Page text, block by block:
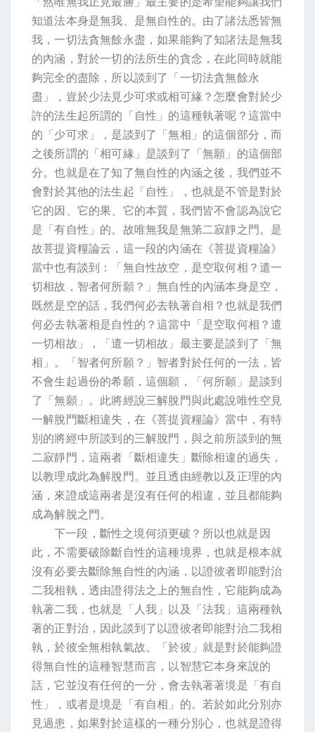
知道法本身是無我、是無自性的。由了諸法悉皆無
我，一切法貪無餘永盡，如果能夠了知諸法是無我
的內涵，對於一切的法所生的貪念，在此同時就能
夠完全的盡除，所以談到了「一切法貪無餘永
盡」，豈於少法見少可求或相可緣？怎麼會對於少
許的法生起所謂的「自性」的這種執著呢？這當中
的「少可求」，是談到了「無相」的這個部分，而
之後所謂的「相可緣」是談到了「無願」的這個部
分。也就是在了知了無自性的內涵之後，我們並不
會對於其他的法生起「自性」，也就是不管是對於
它的因、它的果、它的本質，我們皆不會認為說它
是「有自性」的。故唯無我是無第二寂靜之門。是
故菩提資糧論云，這一段的內涵在《菩提資糧論》
當中也有談到：「無自性故空，是空取何相？遣一
切相故，智者何所願？」無自性的內涵本身是空，
既然是空的話，我們何必去執著自相？也就是我們
何必去執著相是自性的？這當中「是空取何相？遣
一切相故」，「遣一切相故」最主要是談到了「無
相」。「智者何所願？」智者對於任何的一法，皆
不會生起過份的希願，這個願，「何所願」是談到
了「無願」。此將經說三解脫門與此處說唯性空見
一解脫門斷相違失，在《菩提資糧論》當中，有特
別的將經中所談到的三解脫門，與之前所談到的無
二寂靜門，這兩者「斷相違失」斷除相違的過失，
以教理成此為解脫門。並且透由經教以及正理的內
涵，來證成這兩者是沒有任何的相違，並且都能夠
成為解脫之門。
下一段，斷性之境何須更破？所以也就是因
此，不需要破除斷自性的這種境界，也就是根本就
沒有必要去斷除無自性的內涵，以證彼者即能對治
二我相執，透由證得法之上的無自性，它能夠成為
執著二我，也就是「人我」以及「法我」這兩種執
著的正對治，因此談到了以證彼者即能對治二我相
執，於彼全無相執氣故。「於彼」就是對於能夠證
得無自性的這種智慧而言，以智慧它本身來說的
話，它並沒有任何的一分，會去執著著境是「有自
性」，或者是境是「有自相」的。若於如此分別亦
見過患，如果對於這樣的一種分別心，也就是證得